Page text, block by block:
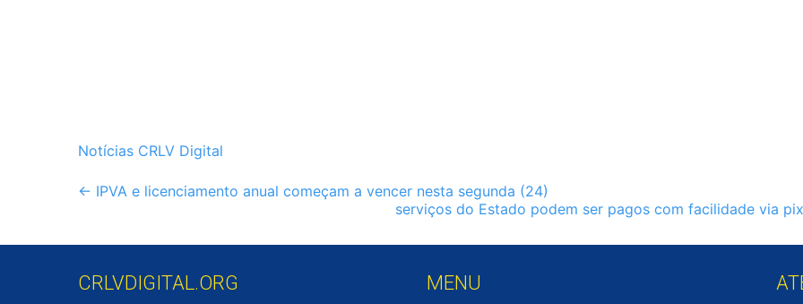
Notícias CRLV Digital
Post
← IPVA e licenciamento anual começam a vencer nesta segunda (24)
serviços do Estado podem ser pagos com facilidade via
CRLVDIGITAL.ORG MENU